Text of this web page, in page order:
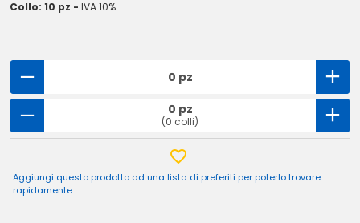
Collo: 10 pz - IVA 10%
0 pz
0 pz
(0 colli)
Aggiungi questo prodotto ad una lista di preferiti per poterlo trovare
rapidamente